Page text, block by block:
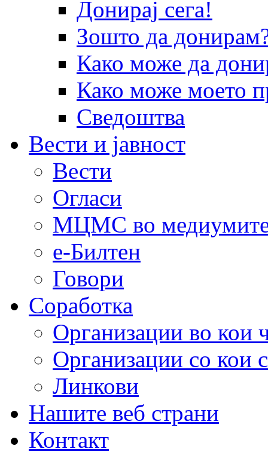
Донирај сега!
Зошто да
Како може да
Како може моето
Сведоштва
Вести и јавност
Вести
Огласи
МЦМС во
е-Билтен
Говори
Соработка
Организации во кои
Организации со кои
Линкови
Нашите веб страни
Контакт